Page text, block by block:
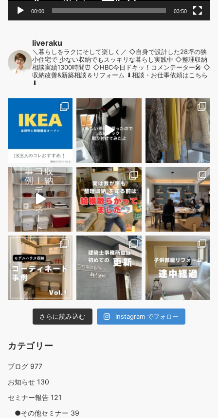
00:00 03:50
liveraku
＼暮らしをラクにそして楽しく／ ◇自身で設計した28坪の狭
小住宅で 少ない収納でもスッキリな暮らし実践中 ◇整理収納
相談実績1300時間⏰ ◇HBC今日ドキッ！コメンテーター🎤 ◇
収納改善&新築相談＆リフォーム ⬇︎相談・お仕事依頼はこちら
⬇︎
さらに読み込む Instagram でフォロー
カテゴリー
ブログ 977
お知らせ 130
セミナー報告 121
●その他セミナー 39